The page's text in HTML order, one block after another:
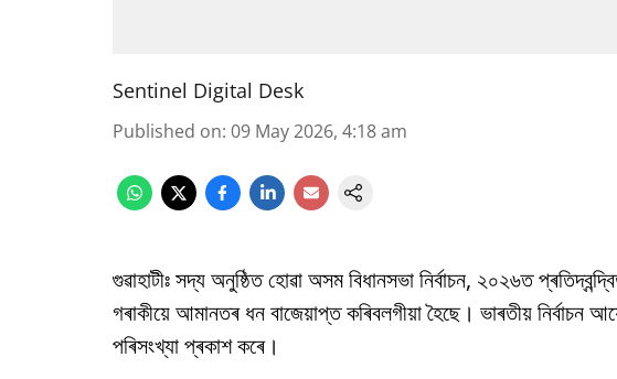
Sentinel Digital Desk
Published on: 09 May 2026, 4:18 am
গুৱাহাটীঃ সদ্য অনুষ্ঠিত হোৱা অসম বিধানসভা নিৰ্বাচন, ২০২৬ত
গৰাকীয়ে আমানতৰ ধন বাজেয়াপ্ত কৰিবলগীয়া হৈছে। ভাৰতীয় নিৰ্বাচন
পৰিসংখ্যা প্ৰকাশ কৰে।